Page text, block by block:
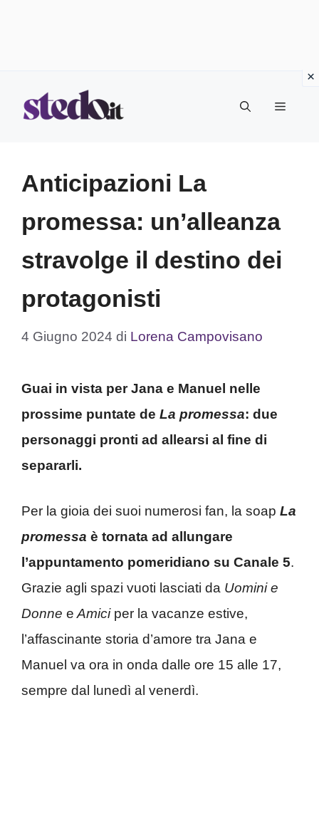
Menu
Anticipazioni La
promessa: un’alleanza
stravolge il destino dei
protagonisti
4 Giugno 2024 di Lorena Campovisano
Guai in vista per Jana e Manuel nelle
prossime puntate de La promessa: due
personaggi pronti ad allearsi al fine di
separarli.
Per la gioia dei suoi numerosi fan, la soap La
promessa è tornata ad allungare
l’appuntamento pomeridiano su Canale 5.
Grazie agli spazi vuoti lasciati da Uomini e
Donne e Amiciper la vacanze estive,
l’affascinante storia d’amore tra Jana e
Manuel va ora in onda dalle ore 15 alle 17,
sempre dal lunedì al venerdì.